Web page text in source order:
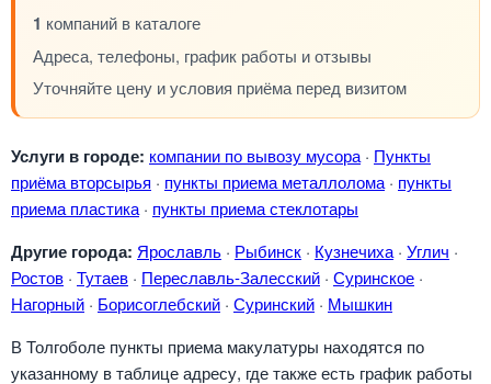
1 компаний в каталоге
Адреса, телефоны, график работы и отзывы
Уточняйте цену и условия приёма перед визитом
Услуги в городе: компании по вывозу мусора · Пункты
приёма вторсырья · пункты приема металлолома · пункты
приема пластика · пункты приема стеклотары
Другие города: Ярославль · Рыбинск · Кузнечиха · Углич ·
Ростов · Тутаев · Переславль-Залесский · Суринское ·
Нагорный · Борисоглебский · Суринский · Мышкин
В Толгоболе пункты приема макулатуры находятся по
указанному в таблице адресу, где также есть график работы